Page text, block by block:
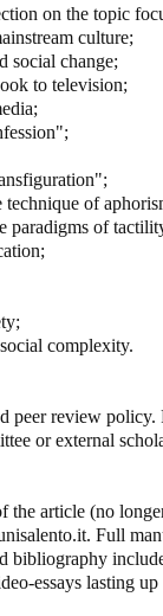
on the topic
culture;
social change;
to television;
of
paradigms of
complexity.
peer review policy.
or external
the article (no
Full
bibliography
essays lasting